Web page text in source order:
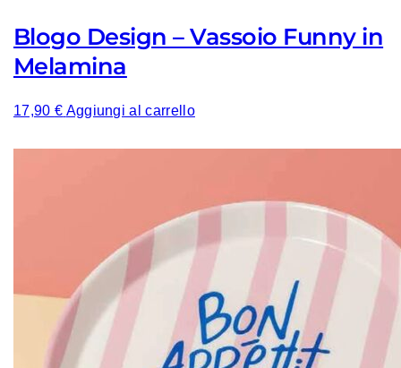
Blogo Design – Vassoio Funny in
Melamina
17,90 € Aggiungi al carrello